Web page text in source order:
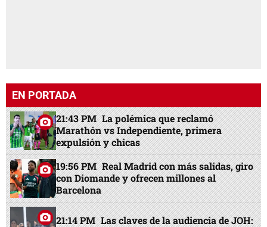
EN PORTADA
21:43 PM La polémica que reclamó
Marathón vs Independiente, primera
expulsión y chicas
19:56 PM Real Madrid con más salidas, giro
con Diomande y ofrecen millones al
Barcelona
21:14 PM Las claves de la audiencia de JOH: